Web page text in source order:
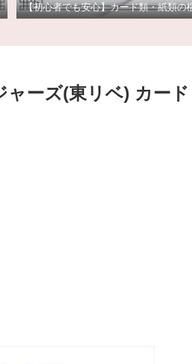
【初心者でも安心】カード類・紙類の
ャーズ(東リベ) カー